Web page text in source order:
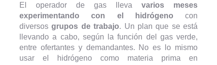
El operador de gas lleva varios meses
experimentando con el hidrógeno con
diversosgrupos de trabajo. Un plan que se está
llevando a cabo, según la función del gas verde,
entre ofertantes y demandantes. No es lo mismo
usar el hidrógeno como materia prima en